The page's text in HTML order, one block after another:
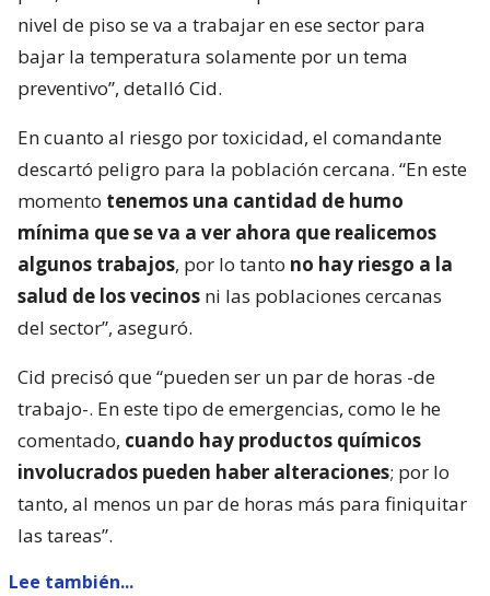
nivel de piso se va a trabajar en ese sector para
bajar la temperatura solamente por un tema
preventivo”, detalló Cid.
En cuanto al riesgo por toxicidad, el comandante
descartó peligro para la población cercana. “En este
momento tenemos una cantidad de humo
mínima que se va a ver ahora que realicemos
algunos trabajos, por lo tanto no hay riesgo a la
salud de los vecinos ni las poblaciones cercanas
del sector”, aseguró.
Cid precisó que “pueden ser un par de horas -de
trabajo-. En este tipo de emergencias, como le he
comentado, cuando hay productos químicos
involucrados pueden haber alteraciones; por lo
tanto, al menos un par de horas más para finiquitar
las tareas”.
Lee también...